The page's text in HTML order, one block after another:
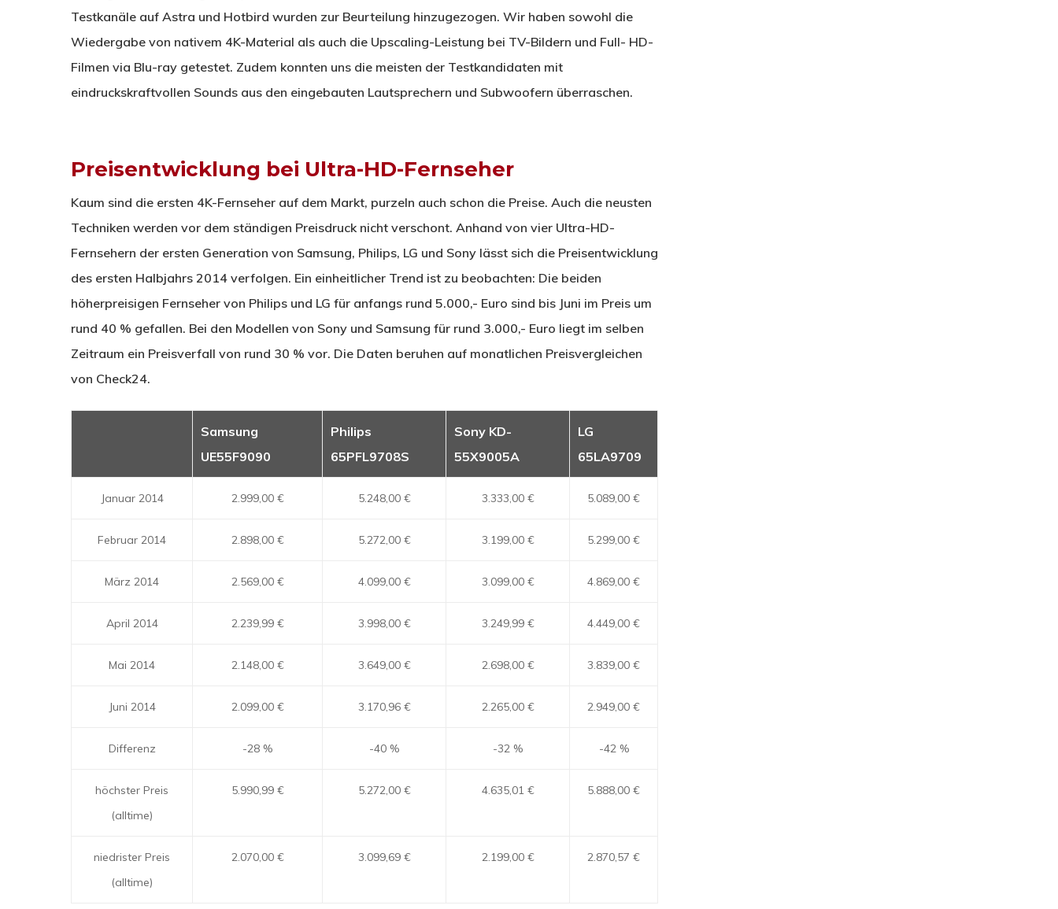
Testkanäle auf Astra und Hotbird wurden zur Beurteilung hinzugezogen. Wir haben sowohl die
Wiedergabe von nativem 4K-Material als auch die Upscaling-Leistung bei TV-Bildern und Full- HD-
Filmen via Blu-ray getestet. Zudem konnten uns die meisten der Testkandidaten mit
eindruckskraftvollen Sounds aus den eingebauten Lautsprechern und Subwoofern überraschen.
Preisentwicklung bei Ultra-HD-Fernseher
Kaum sind die ersten 4K-Fernseher auf dem Markt, purzeln auch schon die Preise. Auch die neusten
Techniken werden vor dem ständigen Preisdruck nicht verschont. Anhand von vier Ultra-HD-
Fernsehern der ersten Generation von Samsung, Philips, LG und Sony lässt sich die Preisentwicklung
des ersten Halbjahrs 2014 verfolgen. Ein einheitlicher Trend ist zu beobachten: Die beiden
höherpreisigen Fernseher von Philips und LG für anfangs rund 5.000,- Euro sind bis Juni im Preis um
rund 40 % gefallen. Bei den Modellen von Sony und Samsung für rund 3.000,- Euro liegt im selben
Zeitraum ein Preisverfall von rund 30 % vor. Die Daten beruhen auf monatlichen Preisvergleichen
von Check24.
Samsung
UE55F9090
Philips
65PFL9708S
Sony KD-
55X9005A
LG
65LA9709
Januar 2014 2.999,00 € 5.248,00 € 3.333,00 € 5.089,00 €
Februar 2014 2.898,00 € 5.272,00 € 3.199,00 € 5.299,00 €
März 2014 2.569,00 € 4.099,00 € 3.099,00 € 4.869,00 €
April 2014 2.239,99 € 3.998,00 € 3.249,99 € 4.449,00 €
Mai 2014 2.148,00 € 3.649,00 € 2.698,00 € 3.839,00 €
Juni 2014 2.099,00 € 3.170,96 € 2.265,00 € 2.949,00 €
Differenz -28 % -40 % -32 % -42 %
höchster Preis
(alltime)
5.990,99 € 5.272,00 € 4.635,01 € 5.888,00 €
niedrister Preis
(alltime)
2.070,00 € 3.099,69 € 2.199,00 € 2.870,57 €